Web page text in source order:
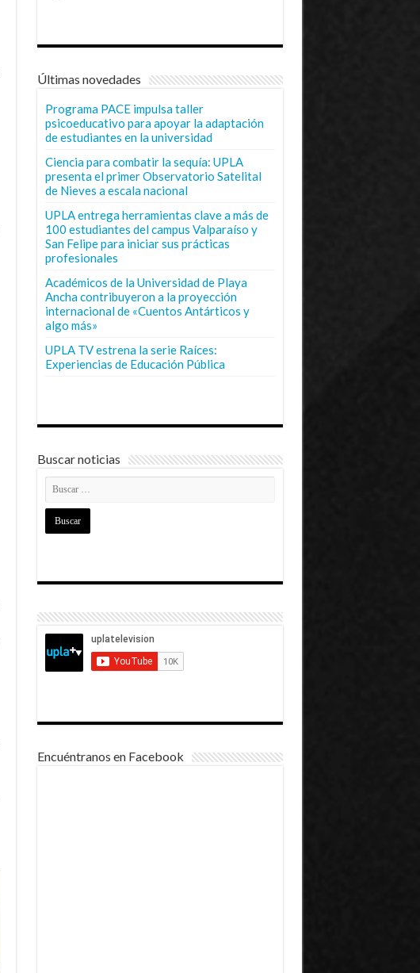
Últimas novedades
Programa PACE impulsa taller
psicoeducativo para apoyar la adaptación
de estudiantes en la universidad
Ciencia para combatir la sequía: UPLA
presenta el primer Observatorio Satelital
de Nieves a escala nacional
UPLA entrega herramientas clave a más de
100 estudiantes del campus Valparaíso y
San Felipe para iniciar sus prácticas
profesionales
Académicos de la Universidad de Playa
Ancha contribuyeron a la proyección
internacional de «Cuentos Antárticos y
algo más»
UPLA TV estrena la serie Raíces:
Experiencias de Educación Pública
Buscar noticias
Encuéntranos en Facebook